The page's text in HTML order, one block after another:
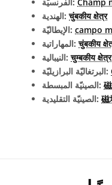
الهندية:चुंबकीय क्षेत्र
الإيطاليّة: campo
المهاراتية:चुंबकीय
النيبالية:चुम्बकीय क्षेत्र
البرتغاليّة البرازيليّة:
الصينيّة المبسطة:
الصينيّة التقليدية: 磁